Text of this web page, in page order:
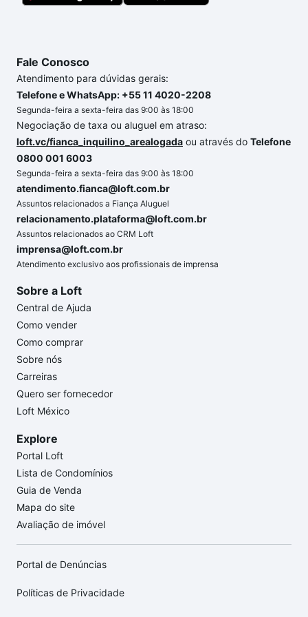
Fale Conosco
Atendimento para dúvidas gerais:
Telefone e WhatsApp: +55 11 4020-2208
Segunda-feira a sexta-feira das 9:00 às 18:00
Negociação de taxa ou aluguel em atraso:
loft.vc/fianca_inquilino_arealogada ou através do Telefone
0800 001 6003
Segunda-feira a sexta-feira das 9:00 às 18:00
atendimento.fianca@loft.com.br
Assuntos relacionados a Fiança Aluguel
relacionamento.plataforma@loft.com.br
Assuntos relacionados ao CRM Loft
imprensa@loft.com.br
Atendimento exclusivo aos profissionais de imprensa
Sobre a Loft
Central de Ajuda
Como vender
Como comprar
Sobre nós
Carreiras
Quero ser fornecedor
Loft México
Explore
Portal Loft
Lista de Condomínios
Guia de Venda
Mapa do site
Avaliação de imóvel
Portal de Denúncias
Políticas de Privacidade